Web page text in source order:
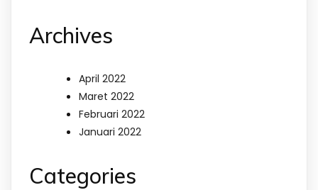
Archives
April 2022
Maret 2022
Februari 2022
Januari 2022
Categories